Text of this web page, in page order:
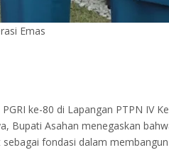
Emas
ke-80 di Lapangan PTPN IV
Bupati Asahan menegaskan
fondasi dalam